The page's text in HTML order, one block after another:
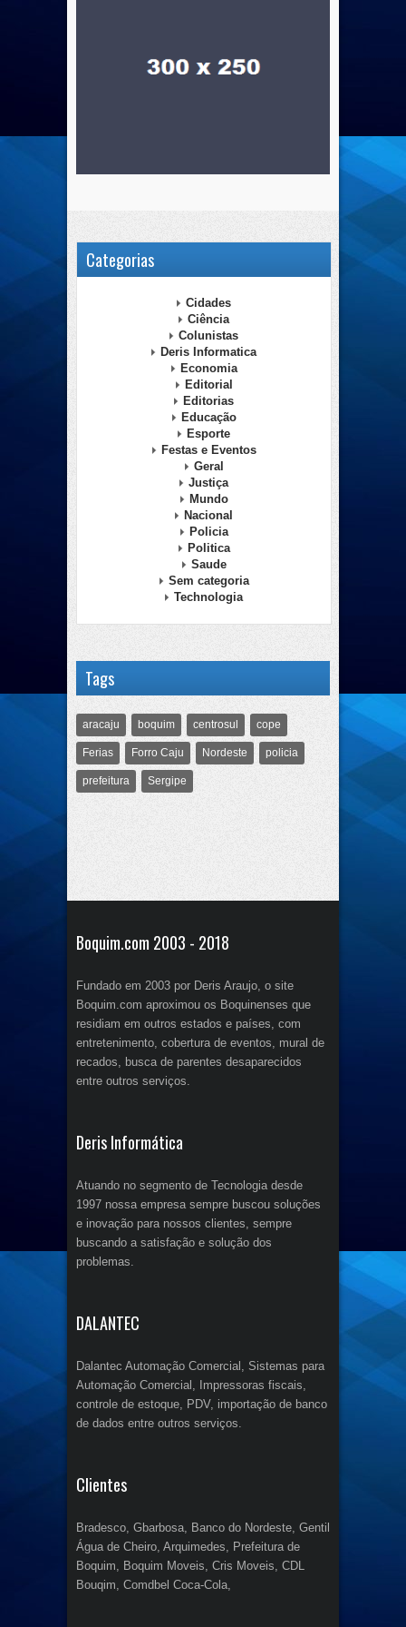
Categorias
Cidades
Ciência
Colunistas
Deris Informatica
Economia
Editorial
Editorias
Educação
Esporte
Festas e Eventos
Geral
Justiça
Mundo
Nacional
Policia
Politica
Saude
Sem categoria
Technologia
Tags
aracaju boquim centrosul cope
Ferias Forro Caju Nordeste policia
prefeitura Sergipe
Boquim.com 2003 - 2018
Fundado em 2003 por Deris Araujo, o site
Boquim.com aproximou os Boquinenses que
residiam em outros estados e países, com
entretenimento, cobertura de eventos, mural de
recados, busca de parentes desaparecidos
entre outros serviços.
Deris Informática
Atuando no segmento de Tecnologia desde
1997 nossa empresa sempre buscou soluções
e inovação para nossos clientes, sempre
buscando a satisfação e solução dos
problemas.
DALANTEC
Dalantec Automação Comercial, Sistemas para
Automação Comercial, Impressoras fiscais,
controle de estoque, PDV, importação de banco
de dados entre outros serviços.
Clientes
Bradesco, Gbarbosa, Banco do Nordeste, Gentil
Água de Cheiro, Arquimedes, Prefeitura de
Boquim, Boquim Moveis, Cris Moveis, CDL
Bouqim, Comdbel Coca-Cola,